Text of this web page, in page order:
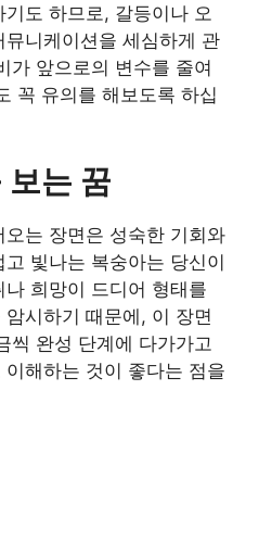
도 하므로, 갈등이나 오
니케이션을 세심하게 관
가 앞으로의 변수를 줄여
꼭 유의를 해보도록 하십
보는 꿈
는 장면은 성숙한 기회와
빛나는 복숭아는 당신이
희망이 드디어 형태를
시하기 때문에, 이 장면
씩 완성 단계에 다가가고
해하는 것이 좋다는 점을